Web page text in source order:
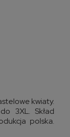
kwiaty.
3XL. Skład
polska.